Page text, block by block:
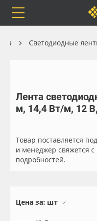
Каталог
Бренды
Оплата
Весь каталог
Самоклеящиеся плёнки
Чернила
Светодиодные
Лента
м, 14,4 Вт/м, 12
Товар поставляется
и менеджер свяжется
подробностей.
Цена за: шт